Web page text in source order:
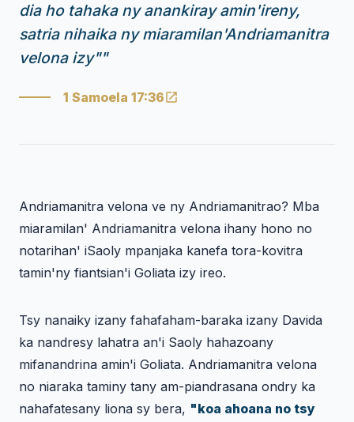
dia ho tahaka ny anankiray amin'ireny,
satria nihaika ny miaramilan'Andriamanitra
velona izy""
1 Samoela 17:36
Andriamanitra velona ve ny Andriamanitrao? Mba
miaramilan' Andriamanitra velona ihany hono no
notarihan' iSaoly mpanjaka kanefa tora-kovitra
tamin'ny fiantsian'i Goliata izy ireo.
Tsy nanaiky izany fahafaham-baraka izany Davida
ka nandresy lahatra an'i Saoly hahazoany
mifanandrina amin'i Goliata. Andriamanitra velona
no niaraka taminy tany am-piandrasana ondry ka
nahafatesany liona sy bera, "koa ahoana no tsy